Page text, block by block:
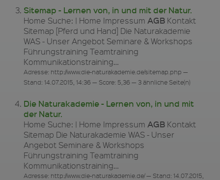
Sitemap - Lernen von, in und mit der Natur.
Home Suche: | Home Impressum AGBKontakt
Sitemap [Pferd und Hand] Die Naturakademie
WAS - Unser Angebot Seminare & Workshops
Führungstraining Teamtraining
Kommunikationstraining…
Adresse: http://www.die-naturakademie.de/sitemap.php —
Stand: 14.07.2015, 14:36 — Score: 5,36 — 3 ähnliche Seite(n)
Die Naturakademie - Lernen von, in und mit
der Natur.
Home Suche: | Home Impressum AGBKontakt
Sitemap Die Naturakademie WAS - Unser
Angebot Seminare & Workshops
Führungstraining Teamtraining
Kommunikationstraining…
Adresse: http://www.die-naturakademie.de/ — Stand: 14.07.2015,